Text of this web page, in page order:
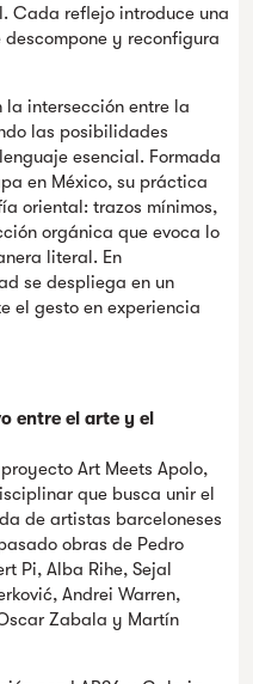
Cada reflejo introduce una
y reconfigura
la intersección entre la
las posibilidades
esencial. Formada
en México, su práctica
oriental: trazos mínimos,
orgánica que evoca lo
literal. En
se despliega en un
el gesto en experiencia
entre el arte y el
Art Meets Apolo,
que busca unir el
de artistas barceloneses
obras de Pedro
Pi, Alba Rihe, Sejal
Andrei Warren,
Zabala y Martín